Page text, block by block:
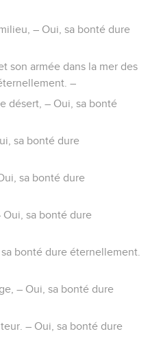
– Oui, sa bonté dure
son armée dans la mer des
–
désert, – Oui, sa bonté
sa bonté dure
sa bonté dure
Oui, sa bonté dure
bonté dure éternellement.
– Oui, sa bonté dure
– Oui, sa bonté dure